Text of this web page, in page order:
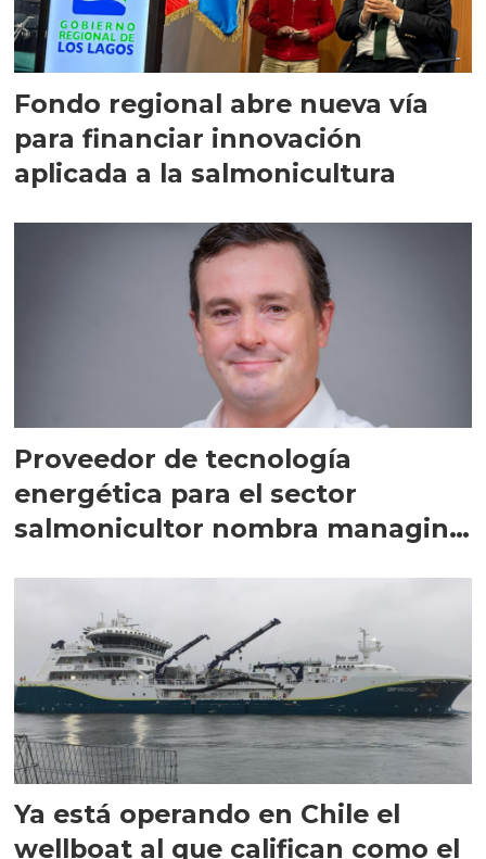
Fondo regional abre nueva vía
para financiar innovación
aplicada a la salmonicultura
Proveedor de tecnología
energética para el sector
salmonicultor nombra managing
Ya está operando en Chile el
wellboat al que califican como el